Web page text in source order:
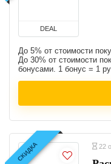
DEAL
До 5% от стоимости
До 30% от стоимости
бонусами. 1 бонус = 1
СКИДКА 22